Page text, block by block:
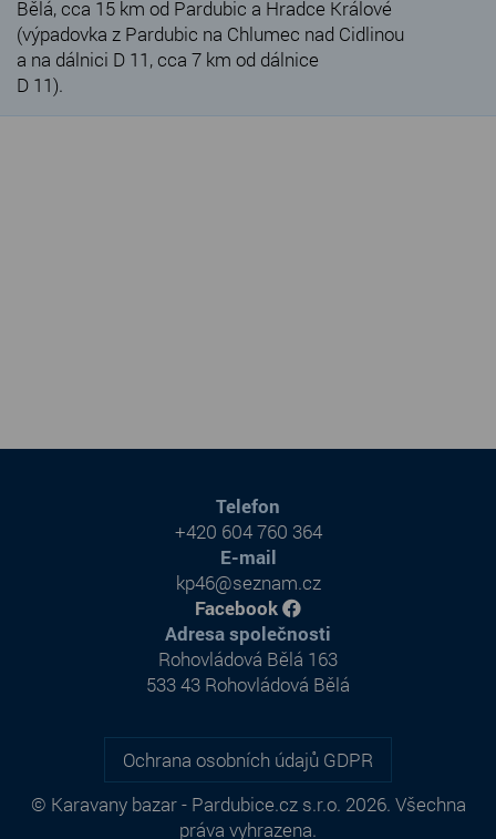
Bělá, cca 15 km od Pardubic a Hradce Králové
(výpadovka z Pardubic na Chlumec nad Cidlinou
a na dálnici D 11, cca 7 km od dálnice
D 11).
Ochrana osobních údajů GDPR
© Karavany bazar - Pardubice.cz s.r.o. 2026. Všechna
práva vyhrazena.
Adresa společnosti
Rohovládová Bělá 163
533 43 Rohovládová Bělá
Telefon
+420 604 760 364
E-mail
kp46@seznam.cz
Facebook